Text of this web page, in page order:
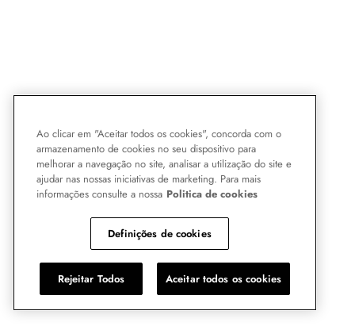
Ao clicar em "Aceitar todos os cookies", concorda com o
armazenamento de cookies no seu dispositivo para
melhorar a navegação no site, analisar a utilização do site e
ajudar nas nossas iniciativas de marketing. Para mais
informações consulte a nossa Politica de cookies
Definições de cookies
Rejeitar Todos Aceitar todos os cookies